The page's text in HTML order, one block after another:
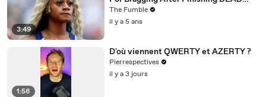
3:49
LAST At Prefontaine Race
The Fumble
il y a 5 ans
1:56
D'où viennent QWERTY et AZERTY ?
Pierrespectives
il y a 3 jours